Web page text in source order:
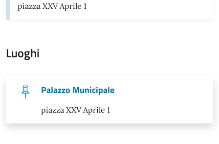
piazza XXV Aprile 1
Luoghi
Palazzo Municipale
piazza XXV Aprile 1